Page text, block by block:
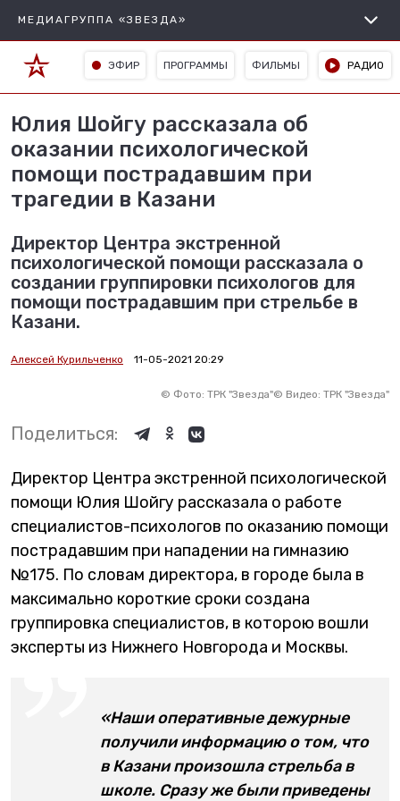
МЕДИАГРУППА «ЗВЕЗДА»
ЭФИР ПРОГРАММЫ ФИЛЬМЫ РАДИО
Юлия Шойгу рассказала об
оказании психологической
помощи пострадавшим при
трагедии в Казани
Директор Центра экстренной
психологической помощи рассказала о
создании группировки психологов для
помощи пострадавшим при стрельбе в
Казани.
Алексей Курильченко 11-05-2021 20:29
© Фото: ТРК "Звезда"© Видео: ТРК "Звезда"
Поделиться:
Директор Центра экстренной психологической
помощи Юлия Шойгу рассказала о работе
специалистов-психологов по оказанию помощи
пострадавшим при нападении на гимназию
№175. По словам директора, в городе была в
максимально короткие сроки создана
группировка специалистов, в которою вошли
эксперты из Нижнего Новгорода и Москвы.
«Наши оперативные дежурные
получили информацию о том, что
в Казани произошла стрельба в
школе. Сразу же были приведены